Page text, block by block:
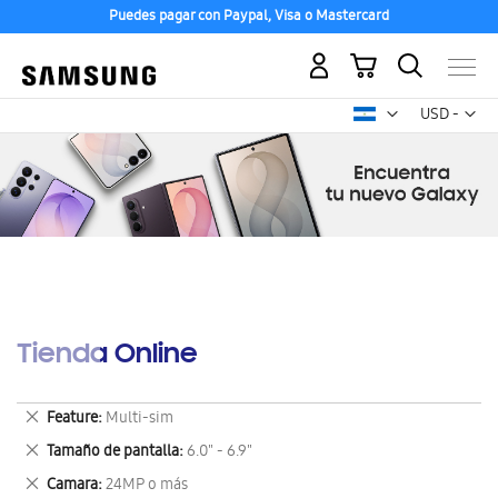
Puedes pagar con Paypal, Visa o Mastercard
USD -
dólar
Mi carrito
Tienda Online
Feature Multi-sim
Eliminar
este
artículo
Tamaño de pantalla 6.0" - 6.9"
Eliminar
este
Camara 24MP o más
Eliminar